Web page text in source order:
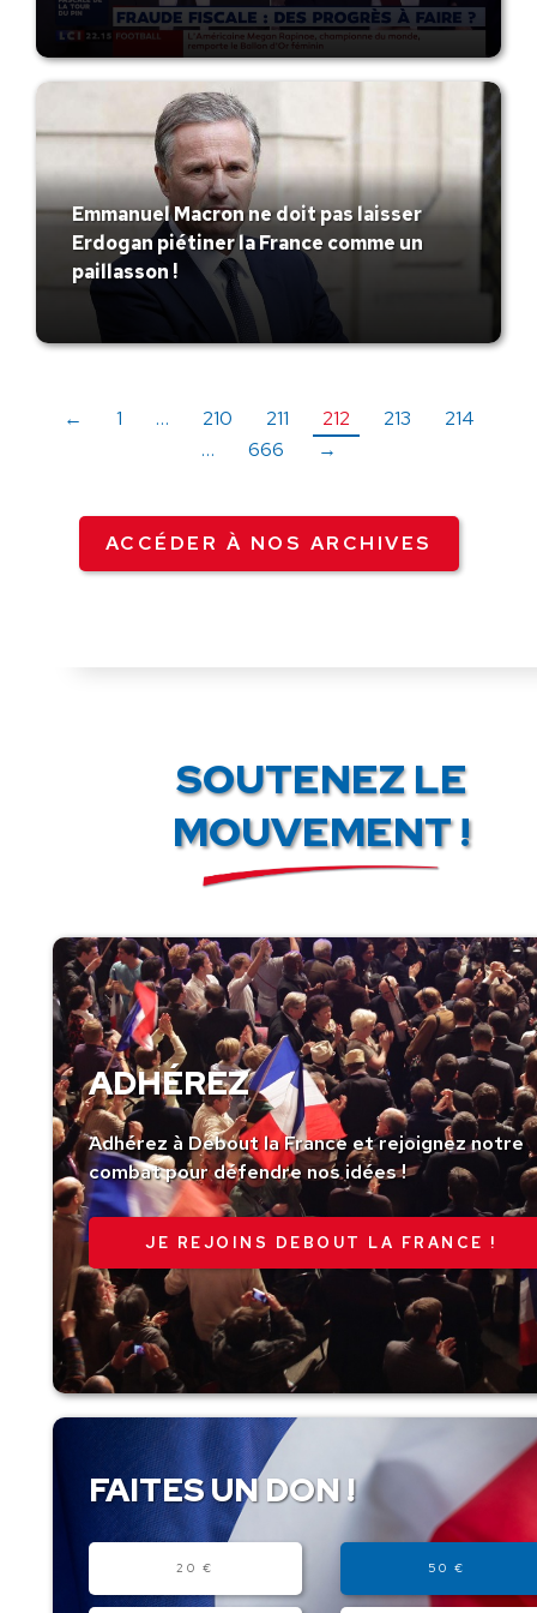
Emmanuel Macron ne doit pas laisser
Erdogan piétiner la France comme un
paillasson !
← 1 … 210 211 212 213
214
…
666 →
ACCÉDER À NOS ARCHIVES
SOUTENEZ LE
MOUVEMENT !
ADHÉREZ
Adhérez à Debout la France et rejoignez notre
combat pour défendre nos idées !
JE REJOINS DEBOUT LA FRANCE !
FAITES UN DON !
20 € 50 €